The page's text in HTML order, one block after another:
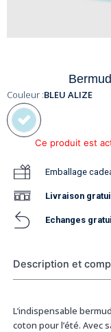
Couleur :BLEU ALIZE
Ce produit est
Emballage
Livraison
Echanges
Description et
L’indispensable
coton pour l’été. Avec